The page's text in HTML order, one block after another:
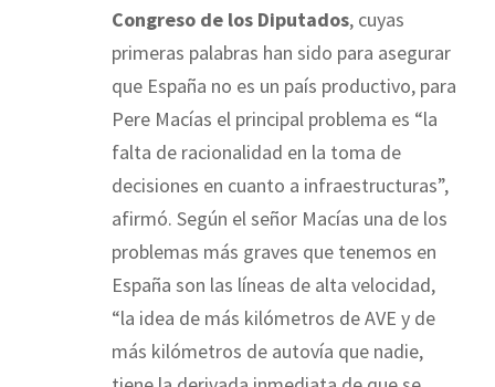
Congreso de los Diputados, cuyas
primeras palabras han sido para asegurar
que España no es un país productivo, para
Pere Macías el principal problema es “la
falta de racionalidad en la toma de
decisiones en cuanto a infraestructuras”,
afirmó. Según el señor Macías una de los
problemas más graves que tenemos en
España son las líneas de alta velocidad,
“la idea de más kilómetros de AVE y de
más kilómetros de autovía que nadie,